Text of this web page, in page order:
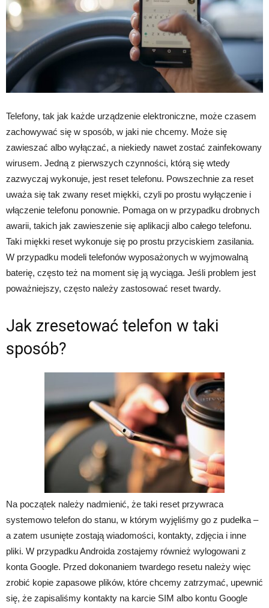
Telefony, tak jak każde urządzenie elektroniczne, może czasem
zachowywać się w sposób, w jaki nie chcemy. Może się
zawieszać albo wyłączać, a niekiedy nawet zostać zainfekowany
wirusem. Jedną z pierwszych czynności, którą się wtedy
zazwyczaj wykonuje, jest reset telefonu. Powszechnie za reset
uważa się tak zwany reset miękki, czyli po prostu wyłączenie i
włączenie telefonu ponownie. Pomaga on w przypadku drobnych
awarii, takich jak zawieszenie się aplikacji albo całego telefonu.
Taki miękki reset wykonuje się po prostu przyciskiem zasilania.
W przypadku modeli telefonów wyposażonych w wyjmowalną
baterię, często też na moment się ją wyciąga. Jeśli problem jest
poważniejszy, często należy zastosować reset twardy.
Jak zresetować telefon w taki
sposób?
Na początek należy nadmienić, że taki reset przywraca
systemowo telefon do stanu, w którym wyjęliśmy go z pudełka –
a zatem usunięte zostają wiadomości, kontakty, zdjęcia i inne
pliki. W przypadku Androida zostajemy również wylogowani z
konta Google. Przed dokonaniem twardego resetu należy więc
zrobić kopie zapasowe plików, które chcemy zatrzymać, upewnić
się, że zapisaliśmy kontakty na karcie SIM albo kontu Google